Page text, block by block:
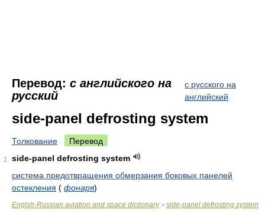
Перевод: с английского на
русский
с русского на
английский
side-panel defrosting system
Толкование Перевод
1
side-panel defrosting system
система предотвращения обмерзания боковых панелей
остекления ( фонаря)
Englsh-Russian aviation and space dictionary> side-panel defrosting system